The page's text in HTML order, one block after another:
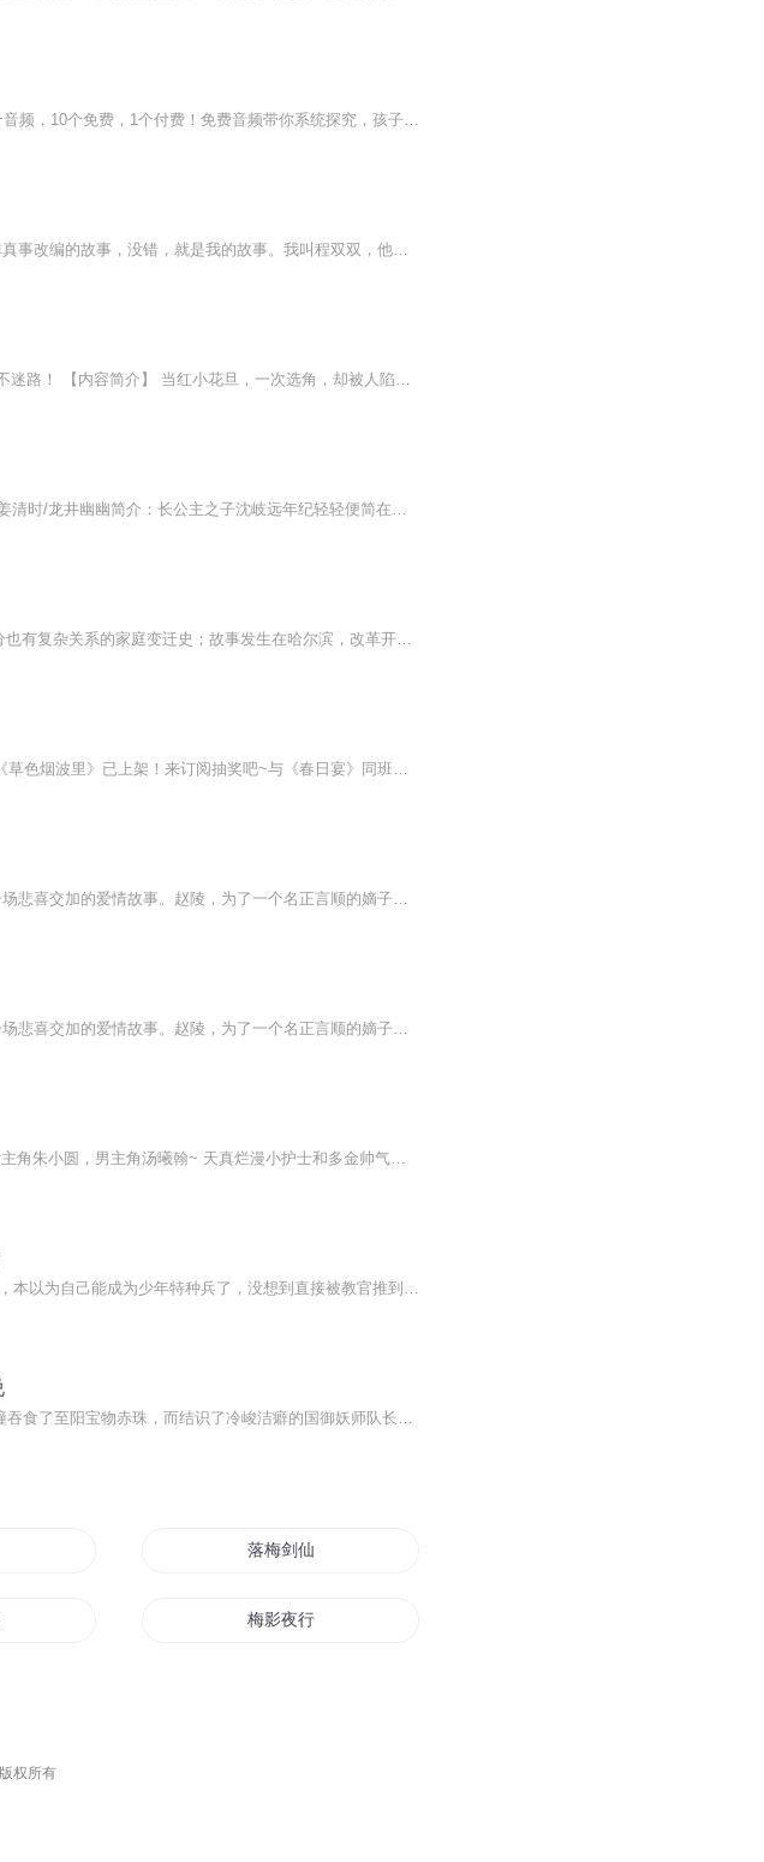
《为什么孩子的单眼皮会变成双眼皮》喜马拉雅专辑，11个音频，10个免费，1个付费！免费音频带你系统探究，孩子单眼皮变双眼皮的奥秘！付费音频深度剖析，让你详细了解其中原理。快来收听，涨知识啦！亲子科普单眼皮变双眼皮
一句话简介：认识你是我最开心的一件事！这是一段真人非真事改编的故事，没错，就是我的故事。我叫程双双，他叫寻常。他是我同班同学，我俩初中就在一个班，虽然他不记得了。但是我记得，因为我一直都在暗恋他，恋得小心翼翼，恋得人尽皆知。受命运的眷顾...
稳定日更5集，不定期爆更，AI主播良心又迷人，订阅追更不迷路！ 【内容简介】 当红小花旦，一次选角，却被人陷害逃出会场，撞了一辆豪车，莫名救了一枚男人，打着报恩的幌子，那枚男人缠上了她，权势滔天男人，她要怎么样才可以摆脱？ 【作者介绍】 ...
感谢您的收听，欢迎点赞订阅关注~作者：白鹭成双演播：姜清时/龙井幽幽简介：长公主之子沈岐远年纪轻轻便简在帝心，手握重权。在大乾要风得风，要雨得雨。但柳如意不是风，也不是雨，她是烈日下不驯的战马，是暴雨里烧不灭的火种。是他痛恨着又每夜渴望触...
东北版的《小巷人家》，年代+家庭+婚姻情感；三个有缘分也有复杂关系的家庭变迁史；故事发生在哈尔滨，改革开放的背景下，夹杂着亲情、友情、爱情的孩子们在不同家庭的成长史及逐梦路上见证哈尔滨发展的轨迹。
重生机智公主VS冷情傲娇摄政王主播温水录制多人有声剧《草色烟波里》已上架！来订阅抽奖吧~与《春日宴》同班底同作者，古代搞笑探案多人剧值得一听！会员免费听！【内容简介】黑岩网独家签约作品，讲述了公主前世被男主亲手端的毒酒赐死，重生后男主一见钟...
在繁华的皇城之中，太子赵陵与痴傻的林青梅之间上演了一场悲喜交加的爱情故事。赵陵，为了一个名正言顺的嫡子，对林青梅的痴情视若无睹，甚至企图毁掉她的双手，断绝她的希望。而林青梅，却始终对赵陵抱有一往情深的爱意，只愿为他生下孩子，那份纯真与执...
在繁华的皇城之中，太子赵陵与痴傻的林青梅之间上演了一场悲喜交加的爱情故事。赵陵，为了一个名正言顺的嫡子，对林青梅的痴情视若无睹，甚至企图毁掉她的双手，断绝她的希望。而林青梅，却始终对赵陵抱有一往情深的爱意，只愿为他生下孩子，那份纯真与执...
你非青梅我非马，作者：落花能几醉~ 都市言情轻松文，女主角朱小圆，男主角汤曦翰~ 天真烂漫小护士和多金帅气金龟婿的故事~~~
专辑简介：成功完成零号计划、红蓝对抗的影子鱼和D小队，本以为自己能成为少年特种兵了，没想到直接被教官推到了淘汰边缘。随着压力增大，学员内部也出现分化，第一个跳出来反对影子鱼的，竟然是他的好哥们姑娘牛！接着，鬼手、鬼屁也对他频出黑招。影子鱼...
虎鹤妖师录-剧情解说：乐观开朗的山野孤儿虎子因误打误撞吞食了至阳宝物赤珠，而结识了冷峻洁癖的国御妖师队长祁晓轩。两个性格迥异的年轻人因一颗赤珠被迫一起上路，结识了赵馨彤、王羽千、山茶等伙伴。他们从彼此嫌弃到被彼此身上的不同与闪光吸引，在一...
落梅剑仙
梅影夜行
权所有